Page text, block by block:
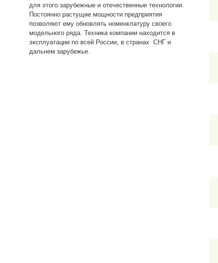
для этого зарубежные и отечественные технологии.
Постоянно растущие мощности предприятия
позволяют ему обновлять номенклатуру своего
модельного ряда. Техника компании находится в
эксплуатации по всей России, в странах СНГ и
дальнем зарубежье.